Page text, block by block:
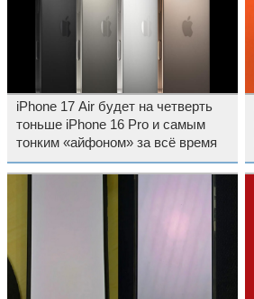
iPhone 17 Air будет на четверть
тоньше iPhone 16 Pro и самым
тонким «айфоном» за всё время